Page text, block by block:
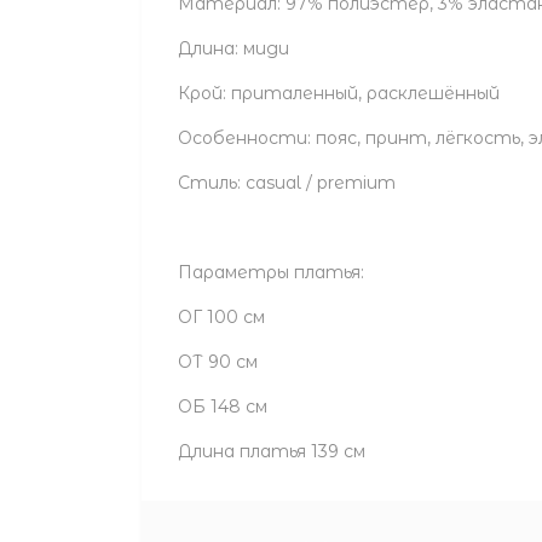
Длина: миди
Крой: приталенный, расклешённый
Особенности: пояс, принт, лёгкость,
Стиль: casual / premium
Параметры платья:
ОГ 100 см
ОТ 90 см
ОБ 148 см
Длина платья 139 см